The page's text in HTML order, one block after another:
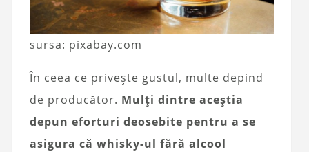
sursa: pixabay.com
În ceea ce privește gustul, multe depind
de producător. Mulți dintre aceștia
depun eforturi deosebite pentru a se
asigura că whisky-ul fără alcool